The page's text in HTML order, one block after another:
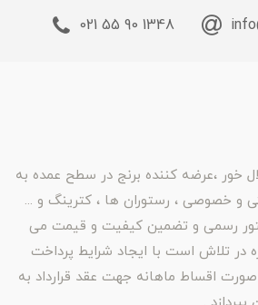
1348 90 55 021
خور ،عرضه کننده برنج در سطح عمده به
و خصوصی ، رستوران ها ، کترینگ و ...
رسمی و تضمین کیفیت و قیمت می
در تلاش است با ایجاد شرایط پرداخت
صورت اقساط ماهانه جهت عقد قرارداد به